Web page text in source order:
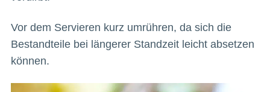
Vor dem Servieren kurz umrühren, da sich die
Bestandteile bei längerer Standzeit leicht absetzen
können.